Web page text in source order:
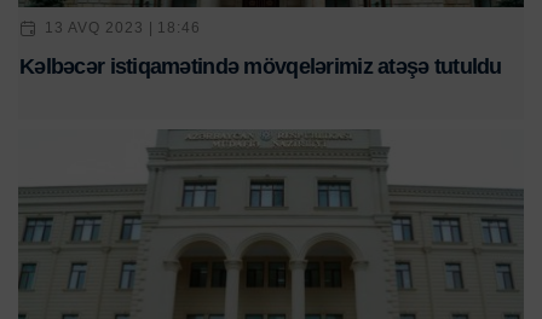
13 AVQ 2023 | 18:46
Kəlbəcər istiqamətində mövqelərimiz atəşə tutuldu